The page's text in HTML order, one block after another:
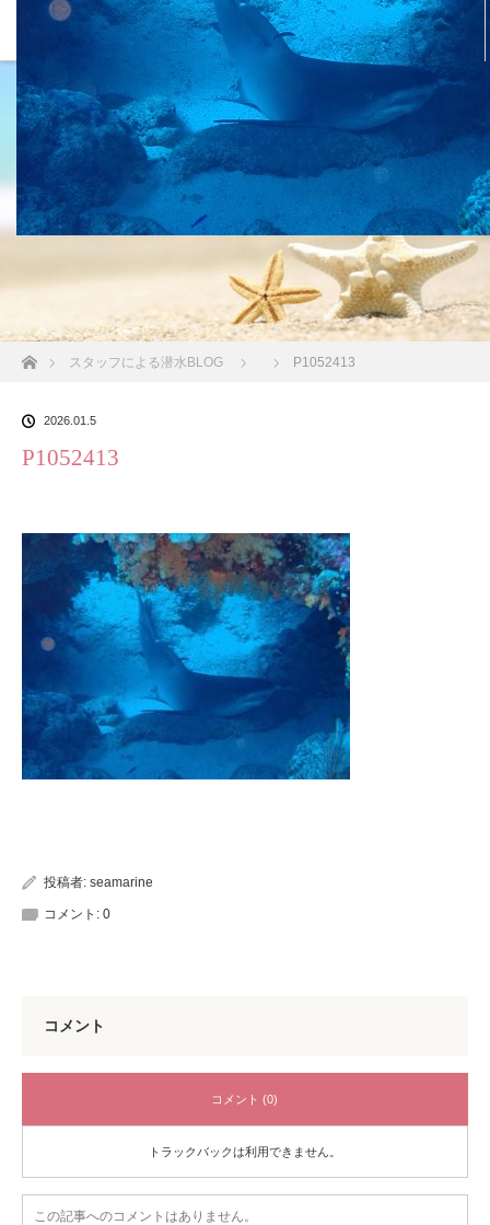
沖縄の海 BLOG
ホームスタッフによる潜水BLOG P1052413
2026.01.5
P1052413
投稿者: seamarine
コメント: 0
コメント
コメント (0)
トラックバックは利用できません。
この記事へのコメントはありません。